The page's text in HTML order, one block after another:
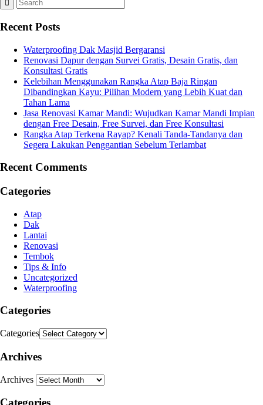
Recent Posts
Waterproofing Dak Masjid Bergaransi
Renovasi Dapur dengan Survei Gratis, Desain Gratis, dan
Konsultasi Gratis
Kelebihan Menggunakan Rangka Atap Baja Ringan
Dibandingkan Kayu: Pilihan Modern yang Lebih Kuat dan
Tahan Lama
Jasa Renovasi Kamar Mandi: Wujudkan Kamar Mandi Impian
dengan Free Desain, Free Survei, dan Free Konsultasi
Rangka Atap Terkena Rayap? Kenali Tanda-Tandanya dan
Segera Lakukan Penggantian Sebelum Terlambat
Recent Comments
Categories
Atap
Dak
Lantai
Renovasi
Tembok
Tips & Info
Uncategorized
Waterproofing
Categories
Categories
Archives
Archives
Categories